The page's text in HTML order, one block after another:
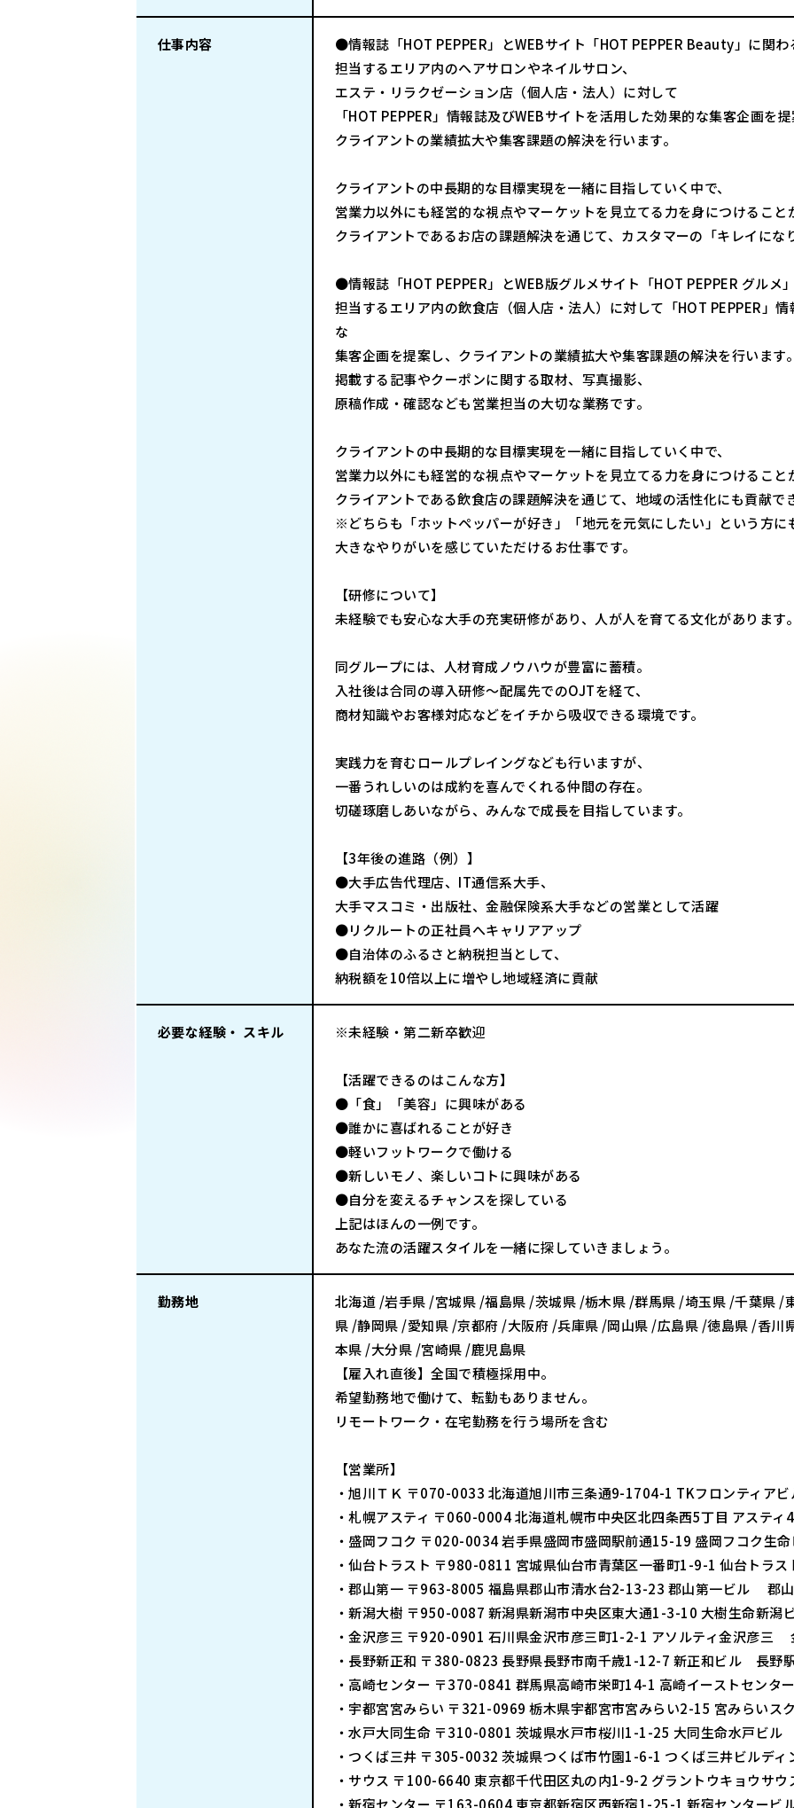
仕事内容
●情報誌「HOT PEPPER」とWEBサイト「HOT PEPPER Beauty」に関わ
担当するエリア内のヘアサロンやネイルサロン、
エステ・リラクゼーション店（個人店・法人）に対して
「HOT PEPPER」情報誌及びWEBサイトを活用した効果的な集客企画を
クライアントの業績拡大や集客課題の解決を行います。
クライアントの中長期的な目標実現を一緒に目指していく中で、
営業力以外にも経営的な視点やマーケットを見立てる力を身につけること
クライアントであるお店の課題解決を通じて、カスタマーの「キレイに
●情報誌「HOT PEPPER」とWEB版グルメサイト「HOT PEPPER グルメ
担当するエリア内の飲食店（個人店・法人）に対して「HOT PEPPER」
な
集客企画を提案し、クライアントの業績拡大や集客課題の解決を行います
掲載する記事やクーポンに関する取材、写真撮影、
原稿作成・確認なども営業担当の大切な業務です。
クライアントの中長期的な目標実現を一緒に目指していく中で、
営業力以外にも経営的な視点やマーケットを見立てる力を身につけること
クライアントである飲食店の課題解決を通じて、地域の活性化にも貢献で
※どちらも「ホットペッパーが好き」「地元を元気にしたい」という方に
大きなやりがいを感じていただけるお仕事です。
【研修について】
未経験でも安心な大手の充実研修があり、人が人を育てる文化があります
同グループには、人材育成ノウハウが豊富に蓄積。
入社後は合同の導入研修～配属先でのOJTを経て、
商材知識やお客様対応などをイチから吸収できる環境です。
実践力を育むロールプレイングなども行いますが、
一番うれしいのは成約を喜んでくれる仲間の存在。
切磋琢磨しあいながら、みんなで成長を目指しています。
【3年後の進路（例）】
●大手広告代理店、IT通信系大手、
大手マスコミ・出版社、金融保険系大手などの営業として活躍
●リクルートの正社員へキャリアアップ
●自治体のふるさと納税担当として、
納税額を10倍以上に増やし地域経済に貢献
必要な経験・ スキル ※未経験・第二新卒歓迎
【活躍できるのはこんな方】
●「食」「美容」に興味がある
●誰かに喜ばれることが好き
●軽いフットワークで働ける
●新しいモノ、楽しいコトに興味がある
●自分を変えるチャンスを探している
上記はほんの一例です。
あなた流の活躍スタイルを一緒に探していきましょう。
勤務地
北海道 /岩手県 /宮城県 /福島県 /茨城県 /栃木県 /群馬県 /埼玉県 /千葉県 /
県 /静岡県 /愛知県 /京都府 /大阪府 /兵庫県 /岡山県 /広島県 /徳島県 /香
本県 /大分県 /宮崎県 /鹿児島県
【雇入れ直後】全国で積極採用中。
希望勤務地で働けて、転勤もありません。
リモートワーク・在宅勤務を行う場所を含む
【営業所】
・旭川ＴＫ 〒070-0033 北海道旭川市三条通9-1704-1 TKフロンティア
・札幌アスティ 〒060-0004 北海道札幌市中央区北四条西5丁目 アステ
・盛岡フコク 〒020-0034 岩手県盛岡市盛岡駅前通15-19 盛岡フコク生
・仙台トラスト 〒980-0811 宮城県仙台市青葉区一番町1-9-1 仙台トラ
・郡山第一 〒963-8005 福島県郡山市清水台2-13-23 郡山第一ビル 郡
・新潟大樹 〒950-0087 新潟県新潟市中央区東大通1-3-10 大樹生命新
・金沢彦三 〒920-0901 石川県金沢市彦三町1-2-1 アソルティ金沢彦三
・長野新正和 〒380-0823 長野県長野市南千歳1-12-7 新正和ビル 長野
・高崎センター 〒370-0841 群馬県高崎市栄町14-1 高崎イーストセン
・宇都宮宮みらい 〒321-0969 栃木県宇都宮市宮みらい2-15 宮みらい
・水戸大同生命 〒310-0801 茨城県水戸市桜川1-1-25 大同生命水戸ビ
・つくば三井 〒305-0032 茨城県つくば市竹園1-6-1 つくば三井ビルデ
・サウス 〒100-6640 東京都千代田区丸の内1-9-2 グラントウキョウサ
・新宿センター 〒163-0604 東京都新宿区西新宿1-25-1 新宿センター